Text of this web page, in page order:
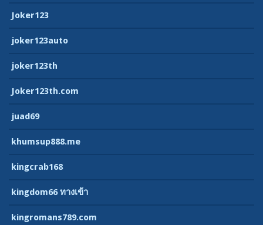
Joker123
joker123auto
joker123th
Joker123th.com
juad69
khumsup888.me
kingcrab168
kingdom66 ทางเข้า
kingromans789.com